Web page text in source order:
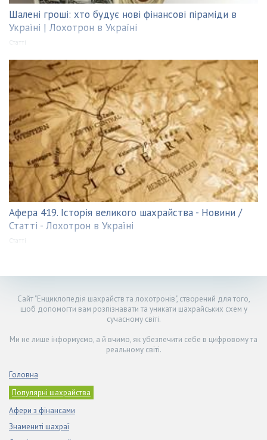
Шалені гроші: хто будує нові фінансові піраміди в
Україні | Лохотрон в Україні
Статті
Афера 419. Історія великого шахрайства - Новини /
Статті - Лохотрон в Україні
Статті
Сайт "Енциклопедія шахрайств та лохотронів", створений для того,
щоб допомогти вам розпізнавати та уникати шахрайських схем у
сучасному світі.
Ми не лише інформуємо, а й вчимо, як убезпечити себе в цифровому та
реальному світі.
Головна
Популярні шахрайства
Афери з фінансами
Знамениті шахраї